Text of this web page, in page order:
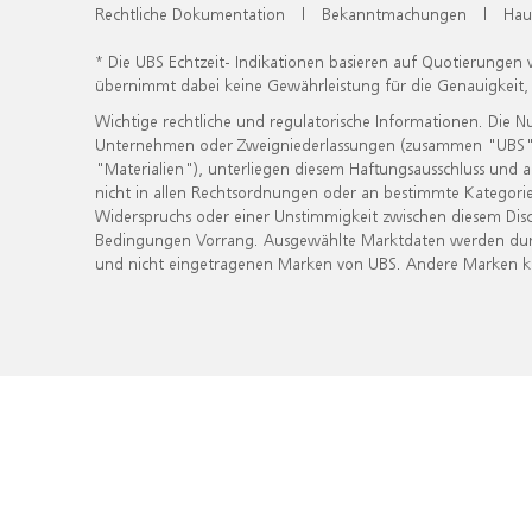
Rechtliche Dokumentation | Bekanntmachungen |
* Die UBS Echtzeit- Indikationen basieren auf
übernimmt dabei keine Gewährleistung für die
Wichtige rechtliche und regulatorische Informationen. Die
Unternehmen oder Zweigniederlassungen (zusammen
"Materialien"), unterliegen diesem Haftungsausschluss
nicht in allen Rechtsordnungen oder an bestimmte
Widerspruchs oder einer Unstimmigkeit zwischen diesem
Bedingungen Vorrang. Ausgewählte Marktdaten werden
und nicht eingetragenen Marken von UBS. Andere Marken